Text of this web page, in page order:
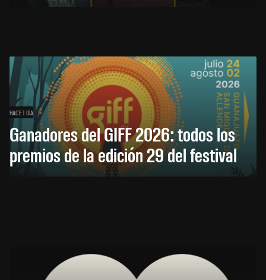
HACE 1 DÍA
Ganadores del GIFF 2026: todos los
premios de la edición 29 del festival